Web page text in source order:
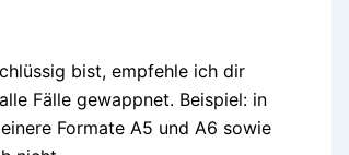
bist, empfehle ich dir
Fälle gewappnet. Beispiel: in
Formate A5 und A6 sowie